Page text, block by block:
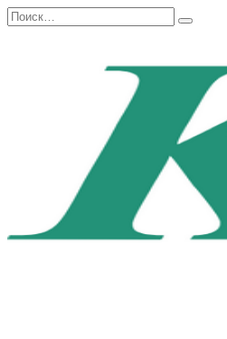
Перейти
к
Search
for: